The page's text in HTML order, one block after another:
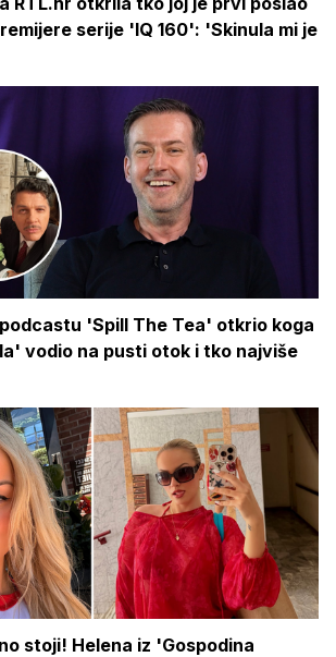
serije 'IQ 160': 'Skinula mi je
'Spill The Tea' otkrio koga
vodio na pusti otok i tko najviše
stoji! Helena iz 'Gospodina